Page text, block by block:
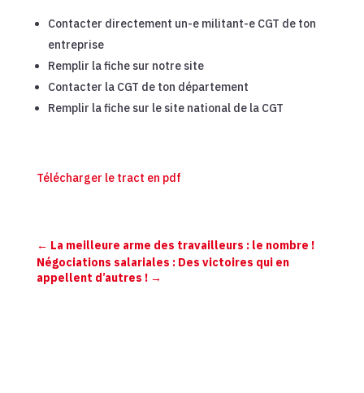
Contacter directement un-e militant-e CGT de ton
entreprise
Remplir la fiche sur notre site
Contacter la CGT de ton département
Remplir la fiche sur le site national de la CGT
Télécharger le tract en pdf
← La meilleure arme des travailleurs : le nombre !
Négociations salariales : Des victoires qui en
appellent d’autres !→